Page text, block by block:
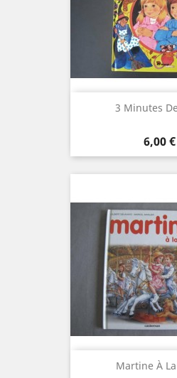
3 Minutes
Prix
6,00 €
Martine À